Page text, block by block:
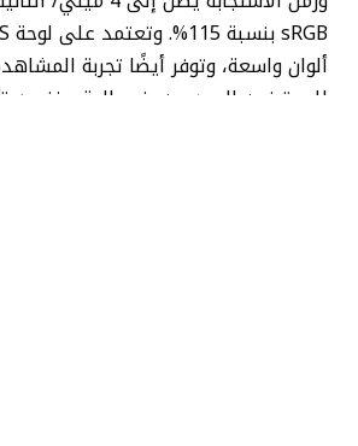
ألوان واسعة، وتوفر أيضًا تجربة
للمحترفين المبدعين، في الوقت نفسه